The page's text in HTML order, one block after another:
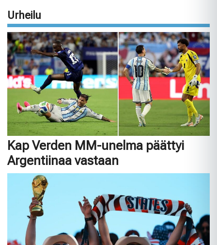
Urheilu
Kap Verden MM-unelma päättyi
Argentiinaa vastaan